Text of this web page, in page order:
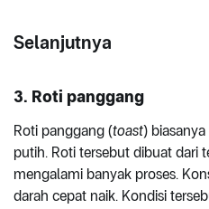
Selanjutnya
3. Roti panggang
Roti panggang (toast)
putih. Roti tersebut dibuat dari
mengalami banyak proses.
darah cepat naik. Kondisi